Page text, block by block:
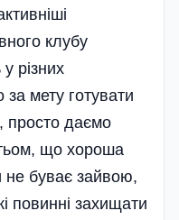
клубу
різних
мету готувати
просто даємо
що хороша
не буває зайвою,
повинні захищати